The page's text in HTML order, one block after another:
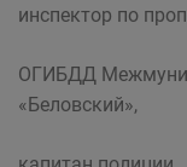
инспектор по
ОГИБДД
«Беловский»,